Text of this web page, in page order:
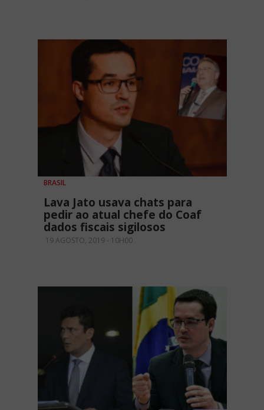
BRASIL
Lava Jato usava chats para
pedir ao atual chefe do Coaf
dados fiscais sigilosos
19 AGOSTO, 2019 - 10H00